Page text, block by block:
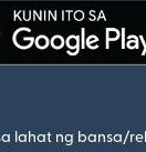
lahat ng bansa/